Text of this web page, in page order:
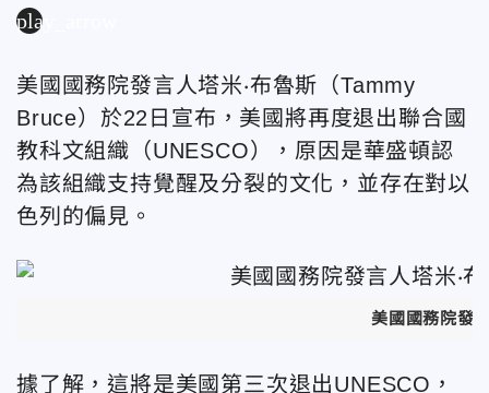
play_arrow
美國國務院發言人塔米‧布魯斯（Tammy
Bruce）於22日宣布，美國將再度退出聯合國
教科文組織（UNESCO），原因是華盛頓認
為該組織支持覺醒及分裂的文化，並存在對以
色列的偏見。
美國國務院發
據了解，這將是美國第三次退出UNESCO，